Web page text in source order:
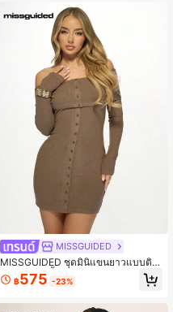
MISSGUIDED
MISSGUIDED ชุดมินิแขนยาวแบบติด
กระดุมหน้า ริ้วรอบตัว วัสดุพอดีตัว ไหล่
เปิด สำหรับงานปาร์ตี้ในช่วงฤดูใบไม้ร่ว
฿575 -23%